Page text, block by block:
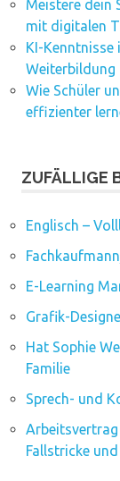
Meistere dein
mit digitalen
KI-
Weiterbildung
Wie Schüler
effizienter
ZUFÄLLIGE
Englisch –
E-Learning
Grafik-
Hat Sophie
Familie
Sprech- und
Fallstricke